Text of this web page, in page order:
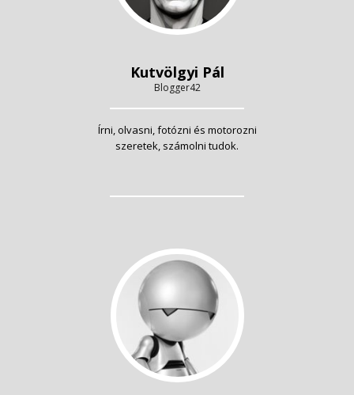
Kutvölgyi Pál
Blogger42
Írni, olvasni, fotózni és motorozni
szeretek, számolni tudok.